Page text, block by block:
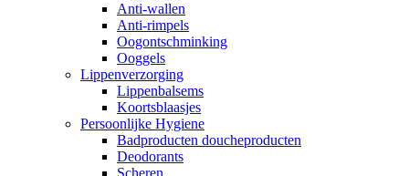
Anti-wallen
Anti-rimpels
Oogontschminking
Ooggels
Lippenverzorging
Lippenbalsems
Koortsblaasjes
Persoonlijke Hygiene
Badproducten doucheproducten
Deodorants
Scheren